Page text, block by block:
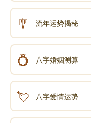
《易经》第四十二
《易经》第四十
《易经》第四十
《易经》第四十
🎐 流年运势揭秘
💍 八字婚姻测算
💘 八字爱情运势